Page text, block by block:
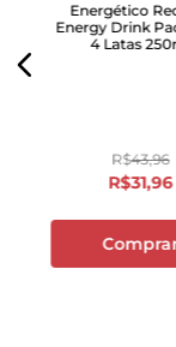
Energético
Energy Drink
4 Latas
R$43,96
R$31,96